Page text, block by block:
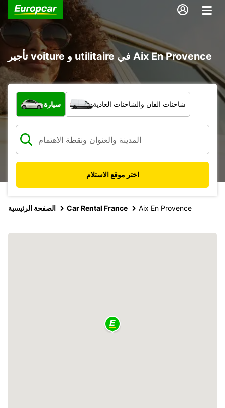
تأجير voiture و utilitaire في Aix En Provence
ما نوع المركبة؟
سيارة شاحنات الفان والشاحنات العادية
اختر موقع الاستلام
الصفحة الرئيسية Car Rental France Aix En Provence